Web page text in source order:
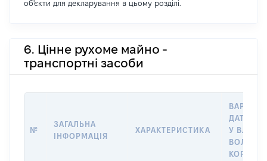
об'єкти для декларування в цьому розділі.
6. Цінне рухоме майно -
транспортні засоби
№
ЗАГАЛЬНА
ІНФОРМАЦІЯ
ХАРАКТЕРИСТИКА
ДАТУ
У